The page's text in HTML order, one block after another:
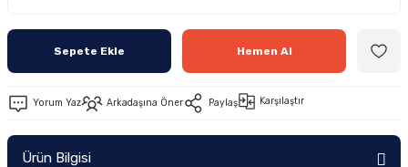
Sepete Ekle Hemen Al
Yorum Yaz Arkadaşına Öner Paylaş Karşılaştır
Ürün Bilgisi